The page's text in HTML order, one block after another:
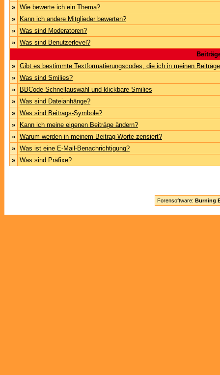
» Wie bewerte ich ein Thema?
»
Kann ich andere Mitglieder bewerten?
» Was sind Moderatoren?
» Was sind Benutzerlevel?
» Gibt es bestimmte Textformatierungscodes, die ich in meinen
» Was sind Smilies?
»
BBCode Schnellauswahl und klickbare Smilies
» Was sind Dateianhänge?
» Was sind Beitrags-Symbole?
»
Kann ich meine eigenen Beiträge ändern?
» Warum werden in meinem Beitrag Worte zensiert?
» Was ist eine E-Mail-Benachrichtigung?
» Was sind Präfixe?
Forensoftware: Burning